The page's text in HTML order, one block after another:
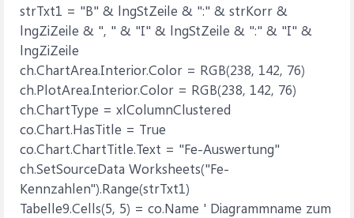
strTxt1 = "B" & lngStZeile & ":" & strKorr &
lngZiZeile & ", " & "I" & lngStZeile & ":" & "I" &
lngZiZeile
ch.ChartArea.Interior.Color = RGB(238, 142, 76)
ch.PlotArea.Interior.Color = RGB(238, 142, 76)
ch.ChartType = xlColumnClustered
co.Chart.HasTitle = True
co.Chart.ChartTitle.Text = "Fe-Auswertung"
ch.SetSourceData Worksheets("Fe-
Kennzahlen").Range(strTxt1)
Tabelle9.Cells(5, 5) = co.Name ' Diagrammname zum